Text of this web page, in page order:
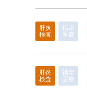
肝炎
検査
指定
医療
肝炎
検査
指定
医療